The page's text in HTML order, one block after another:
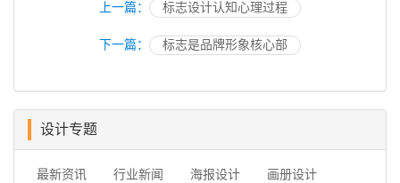
上一篇： 标志设计认知心理过程
下一篇： 标志是品牌形象核心部
设计专题
最新资讯 行业新闻 海报设计 画册设计